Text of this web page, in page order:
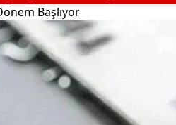
Başlıyor